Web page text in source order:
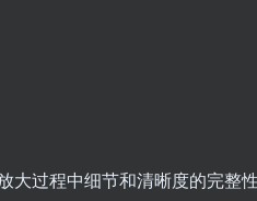
大过程中细节和清晰度的完整